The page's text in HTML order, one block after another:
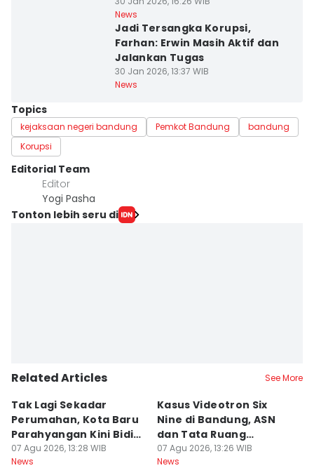
News
Jadi Tersangka Korupsi,
Farhan: Erwin Masih Aktif dan
Jalankan Tugas
30 Jan 2026, 13:37 WIB
News
Topics
kejaksaan negeri bandung Pemkot Bandung
bandung
Korupsi
Editorial Team
Editor
Yogi Pasha
Tonton lebih seru di
Related Articles See More
Tak Lagi Sekadar
Perumahan, Kota Baru
Parahyangan Kini Bidik
Wisatawan
07 Agu 2026, 13:28 WIB
News
Kasus Videotron Six
Nine di Bandung, ASN
dan Tata Ruang
Diperiksa
07 Agu 2026, 13:26 WIB
News